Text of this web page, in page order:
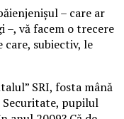
– care ar
–, vă facem o trecere
care, subiectiv, le
SRI, fosta mână
pupilul